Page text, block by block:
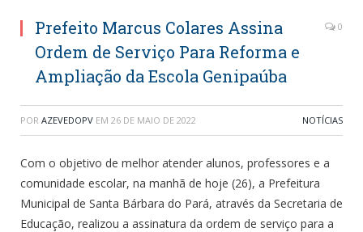
Prefeito Marcus Colares Assina
Ordem de Serviço Para Reforma e
Ampliação da Escola Genipaúba
0
POR AZEVEDOPV EM 26 DE MAIO DE 2022 NOTÍCIAS
Com o objetivo de melhor atender alunos, professores e a
comunidade escolar, na manhã de hoje (26), a Prefeitura
Municipal de Santa Bárbara do Pará, através da Secretaria de
Educação, realizou a assinatura da ordem de serviço para a